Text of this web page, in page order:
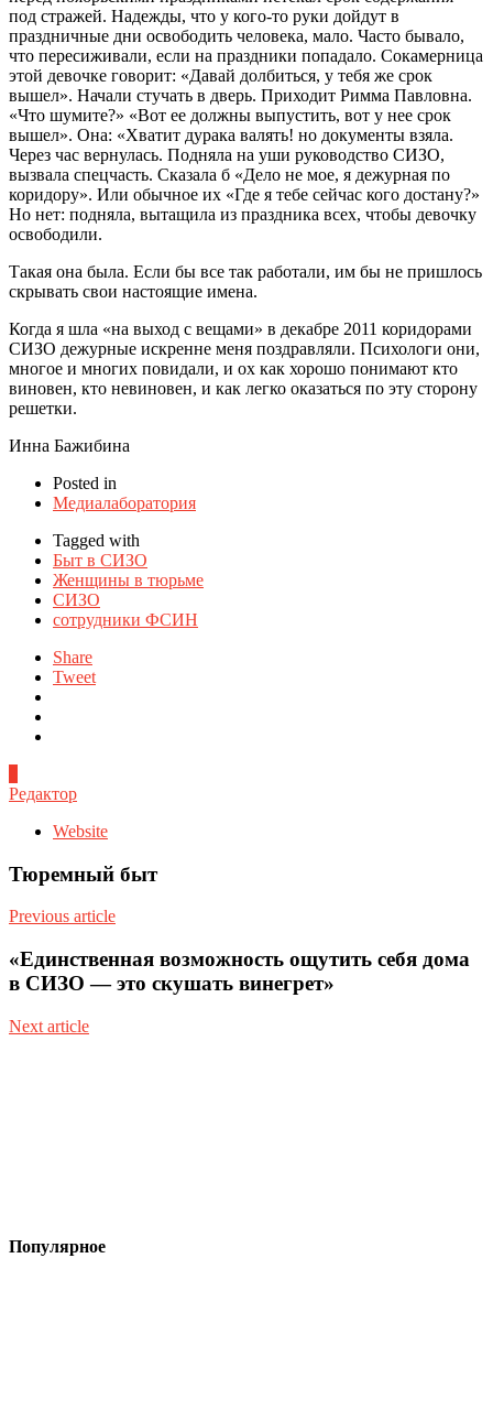
под стражей. Надежды, что у кого-то руки дойдут в
праздничные дни освободить человека, мало. Часто бывало,
что пересиживали, если на праздники попадало. Сокамерница
этой девочке говорит: «Давай долбиться, у тебя же срок
вышел». Начали стучать в дверь. Приходит Римма Павловна.
«Что шумите?» «Вот ее должны выпустить, вот у нее срок
вышел». Она: «Хватит дурака валять! но документы взяла.
Через час вернулась. Подняла на уши руководство СИЗО,
вызвала спецчасть. Сказала б «Дело не мое, я дежурная по
коридору». Или обычное их «Где я тебе сейчас кого достану?»
Но нет: подняла, вытащила из праздника всех, чтобы девочку
освободили.
Такая она была. Если бы все так работали, им бы не пришлось
скрывать свои настоящие имена.
Когда я шла «на выход с вещами» в декабре 2011 коридорами
СИЗО дежурные искренне меня поздравляли. Психологи они,
многое и многих повидали, и ох как хорошо понимают кто
виновен, кто невиновен, и как легко оказаться по эту сторону
решетки.
Инна Бажибина
Posted in
Медиалаборатория
Tagged with
Быт в СИЗО
Женщины в тюрьме
СИЗО
сотрудники ФСИН
Share
Tweet
Редактор
Website
Тюремный быт
Previous article
«Единственная возможность ощутить себя дома
в СИЗО — это скушать винегрет»
Next article
Популярное